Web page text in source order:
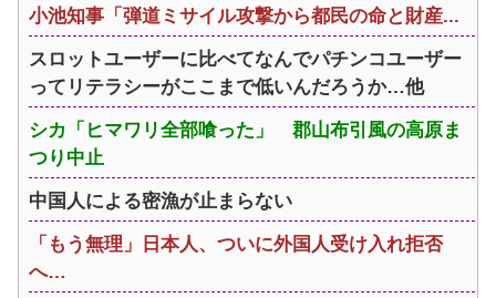
小池知事「弾道ミサイル攻撃から都民の命と財産...
スロットユーザーに比べてなんでパチンコユーザー
ってリテラシーがここまで低いんだろうか…他
シカ「ヒマワリ全部喰った」 郡山布引風の高原ま
つり中止
中国人による密漁が止まらない
「もう無理」日本人、ついに外国人受け入れ拒否
へ…